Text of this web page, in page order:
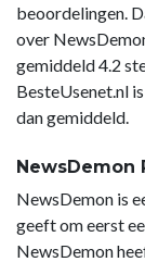
beoordelingen.
over
gemiddeld 4.2
BesteUsenet.nl
dan gemiddeld.
NewsDemon
NewsDemon is
geeft om eerst
NewsDemon